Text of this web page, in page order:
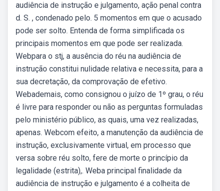
audiência de instrução e julgamento, ação penal contra
d. S. , condenado pelo. 5 momentos em que o acusado
pode ser solto. Entenda de forma simplificada os
principais momentos em que pode ser realizada.
Webpara o stj, a ausência do réu na audiência de
instrução constitui nulidade relativa e necessita, para a
sua decretação, da comprovação de efetivo.
Webademais, como consignou o juízo de 1º grau, o réu
é livre para responder ou não as perguntas formuladas
pelo ministério público, as quais, uma vez realizadas,
apenas. Webcom efeito, a manutenção da audiência de
instrução, exclusivamente virtual, em processo que
versa sobre réu solto, fere de morte o princípio da
legalidade (estrita),. Weba principal finalidade da
audiência de instrução e julgamento é a colheita de